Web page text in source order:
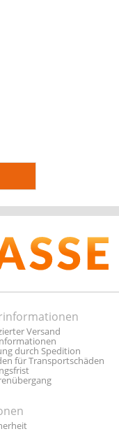
Versand
durch Spedition
für Transportschäden